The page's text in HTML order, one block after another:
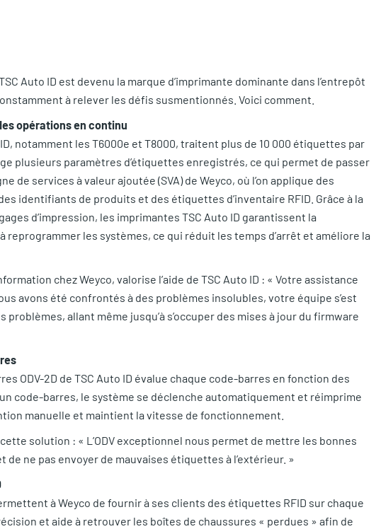
Auto ID est devenu la marque d’imprimante dominante dans l’entrepôt
à relever les défis susmentionnés. Voici comment.
opérations en continu
notamment les T6000e et T8000, traitent plus de 10 000 étiquettes par
plusieurs paramètres d’étiquettes enregistrés, ce qui permet de passer
de services à valeur ajoutée (SVA) de Weyco, où l’on applique des
identifiants de produits et des étiquettes d’inventaire RFID. Grâce à la
d’impression, les imprimantes TSC Auto ID garantissent la
les systèmes, ce qui réduit les temps d’arrêt et améliore la
chez Weyco, valorise l’aide de TSC Auto ID : « Votre assistance
avons été confrontés à des problèmes insolubles, votre équipe s’est
allant même jusqu’à s’occuper des mises à jour du firmware
ODV-2D de TSC Auto ID évalue chaque code-barres en fonction des
code-barres, le système se déclenche automatiquement et réimprime
manuelle et maintient la vitesse de fonctionnement.
solution : « L’ODV exceptionnel nous permet de mettre les bonnes
ne pas envoyer de mauvaises étiquettes à l’extérieur. »
à Weyco de fournir à ses clients des étiquettes RFID sur chaque
et aide à retrouver les boîtes de chaussures « perdues » afin de